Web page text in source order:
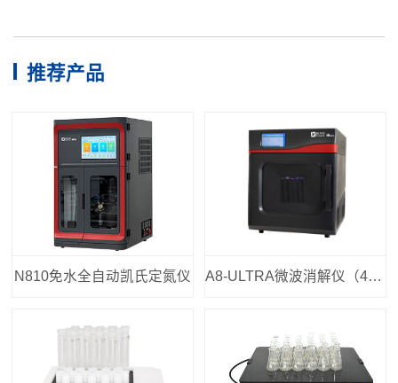
推荐产品
N810免水全自动凯氏定氮仪 A8-ULTRA微波消解仪（40位）